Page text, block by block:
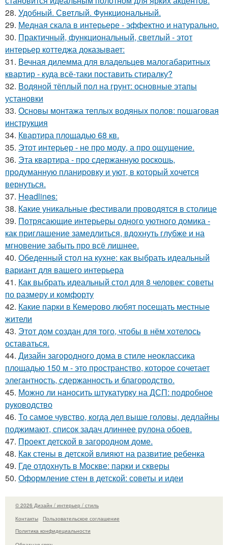
28. Удобный. Светлый. Функциональный.
29. Медная скала в интерьере - эффектно и натурально.
30. Практичный, функциональный, светлый - этот
интерьер коттеджа доказывает:
31. Вечная дилемма для владельцев малогабаритных
квартир - куда всё-таки поставить стиралку?
32. Водяной тёплый пол на грунт: основные этапы
установки
33. Основы монтажа теплых водяных полов: пошаговая
инструкция
34. Квартира площадью 68 кв.
35. Этот интерьер - не про моду, а про ощущение.
36. Эта квартира - про сдержанную роскошь,
продуманную планировку и уют, в который хочется
вернуться.
37. Headlines:
38. Какие уникальные фестивали проводятся в столице
39. Потрясающие интерьеры одного уютного домика -
как приглашение замедлиться, вдохнуть глубже и на
мгновение забыть про всё лишнее.
40. Обеденный стол на кухне: как выбрать идеальный
вариант для вашего интерьера
41. Как выбрать идеальный стол для 8 человек: советы
по размеру и комфорту
42. Какие парки в Кемерово любят посещать местные
жители
43. Этот дом создан для того, чтобы в нём хотелось
оставаться.
44. Дизайн загородного дома в стиле неоклассика
площадью 150 м - это пространство, которое сочетает
элегантность, сдержанность и благородство.
45. Можно ли наносить штукатурку на ДСП: подробное
руководство
46. То самое чувство, когда дел выше головы, дедлайны
поджимают, список задач длиннее рулона обоев.
47. Проект детской в загородном доме.
48. Как стены в детской влияют на развитие ребенка
49. Где отдохнуть в Москве: парки и скверы
50. Оформление стен в детской: советы и идеи
© 2026 Дизайн / интерьер / стиль
Контакты
Пользовательское соглашение
Политика конфидециальности